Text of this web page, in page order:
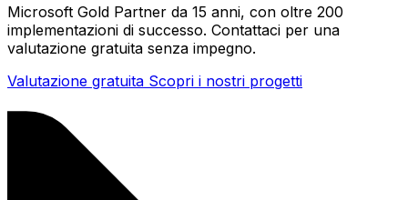
Microsoft Gold Partner da 15 anni, con oltre 200
implementazioni di successo. Contattaci per una
valutazione gratuita senza impegno.
Valutazione gratuita Scopri i nostri progetti